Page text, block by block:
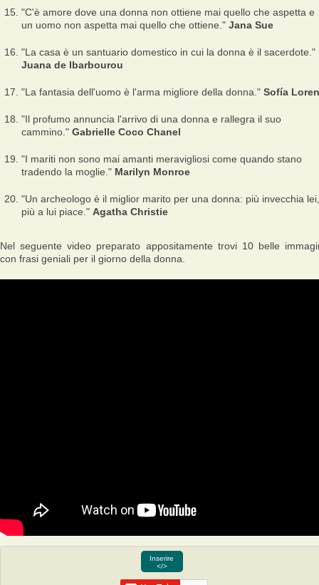
"C'è amore dove una donna non ottiene mai quello che aspetta e
un uomo non aspetta mai quello che ottiene." Jana Sue
"La casa è un santuario domestico in cui la donna è il sacerdote."
Juana de Ibarbourou
"La fantasia dell'uomo è l'arma migliore della donna." Sofía Loren
"Il profumo annuncia l'arrivo di una donna e rallegra il suo
cammino." Gabrielle Coco Chanel
"I mariti non sono mai amanti meravigliosi come quando stano
tradendo la moglie." Marilyn Monroe
"Un archeologo è il miglior marito per una donna: più invecchia lei,
più a lui piace." Agatha Christie
Nel seguente video preparato appositamente trovi 10 belle
con frasi geniali per il giorno della donna.
Inserire
</>